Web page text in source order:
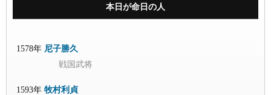
本日が命日の人
1578年 尼子勝久
戦国武将
1593年 牧村利貞